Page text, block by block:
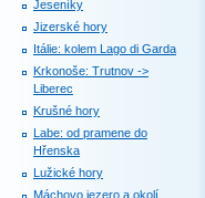
Jeseníky
Jizerské hory
Itálie: kolem Lago di Garda
Krkonoše: Trutnov ->
Liberec
Krušné hory
Labe: od pramene do
Hřenska
Lužické hory
Máchovo jezero a okolí